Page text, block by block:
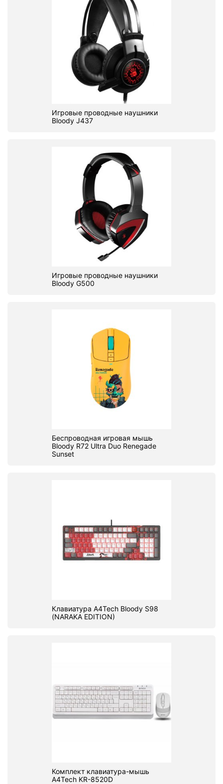
Игровые проводные наушники
Bloody J437
Игровые проводные наушники
Bloody G500
Беспроводная игровая мышь
Bloody R72 Ultra Duo Renegade
Sunset
Клавиатура A4Tech Bloody S98
(NARAKA EDITION)
Комплект клавиатура-мышь
A4Tech KR-8520D